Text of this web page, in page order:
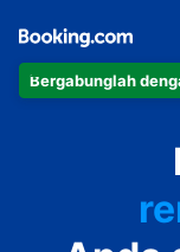
Bergabunglah